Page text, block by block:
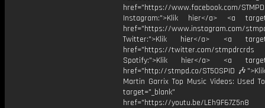
href="https://www.facebook.com/
Instagram:">Klik hier</a> <a
href="https://www.instagram.com/
Twitter:">Klik hier</a> <a
href="https://twitter.com/stmpdrcrds
Spotify:">Klik hier</a> <a
href="http://stmpd.co/ST50SPID
Martin Garrix Top Music Videos: Used
target="_blank"
href="https://youtu.be/LEh9F67Z5n8